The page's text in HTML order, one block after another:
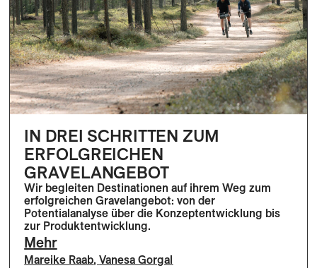
IN DREI SCHRITTEN ZUM
ERFOLGREICHEN
GRAVELANGEBOT
Wir begleiten Destinationen auf ihrem Weg zum
erfolgreichen Gravelangebot: von der
Potentialanalyse über die Konzeptentwicklung bis
zur Produktentwicklung.
Mehr
Mareike Raab,Vanesa Gorgal